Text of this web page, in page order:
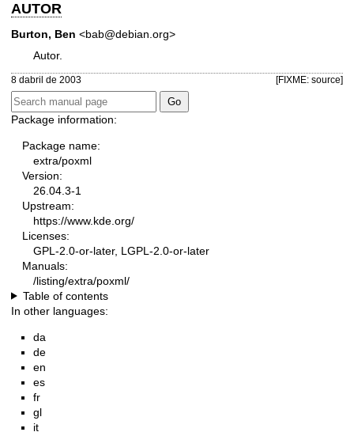
AUTOR
Burton, Ben <bab@debian.org>
Autor.
8 dabril de 2003 [FIXME: source]
Package information:
Package name:
extra/poxml
Version:
26.04.3-1
Upstream:
https://www.kde.org/
Licenses:
GPL-2.0-or-later, LGPL-2.0-or-later
Manuals:
/listing/extra/poxml/
Table of contents
In other languages:
da
de
en
es
fr
gl
it